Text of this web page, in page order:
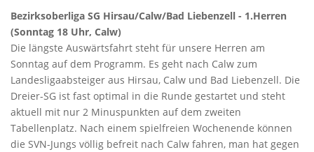
Bezirksoberliga SG Hirsau/Calw/Bad Liebenzell - 1.Herren
(Sonntag 18 Uhr, Calw)
Die längste Auswärtsfahrt steht für unsere Herren am
Sonntag auf dem Programm. Es geht nach Calw zum
Landesligaabsteiger aus Hirsau, Calw und Bad Liebenzell. Die
Dreier-SG ist fast optimal in die Runde gestartet und steht
aktuell mit nur 2 Minuspunkten auf dem zweiten
Tabellenplatz. Nach einem spielfreien Wochenende können
die SVN-Jungs völlig befreit nach Calw fahren, man hat gegen